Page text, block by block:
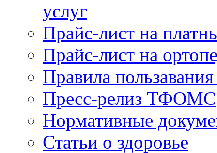
услуг
Прайс-лист на
Прайс-лист на
Правила
Пресс-релиз ТФОМС
Нормативные
Статьи о здоровье